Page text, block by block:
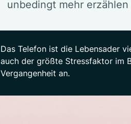
unbedingt mehr
Das Telefon ist die Lebensader
auch der größte Stressfaktor im
Vergangenheit an.